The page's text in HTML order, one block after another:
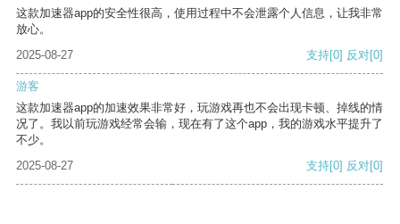
这款加速器app的安全性很高，使用过程中不会泄露个人信息，让我非常
放心。
2025-08-27
支持[0] 反对[0]
游客
这款加速器app的加速效果非常好，玩游戏再也不会出现卡顿、掉线的情
况了。我以前玩游戏经常会输，现在有了这个app，我的游戏水平提升了
不少。
2025-08-27
支持[0] 反对[0]